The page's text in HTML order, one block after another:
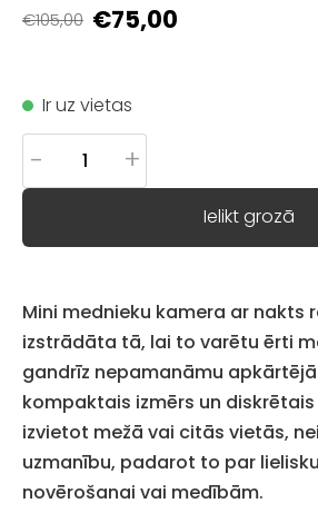
€105,00 €75,00
Ir uz vietas
- +
Ielikt grozā
Mini mednieku kamera ar nakts
izstrādāta tā, lai to varētu ērti
gandrīz nepamanāmu apkārtējā
kompaktais izmērs un
izvietot mežā vai citās vietās,
uzmanību, padarot to par
novērošanai vai medībām.